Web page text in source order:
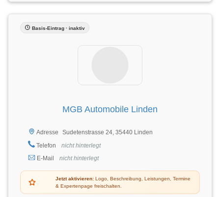
Basis-Eintrag · inaktiv
MGB Automobile Linden
Adresse
Sudetenstrasse 24, 35440 Linden
Telefon
nicht hinterlegt
E-Mail
nicht hinterlegt
Jetzt aktivieren: Logo, Beschreibung, Leistungen, Termine
& Expertenpage freischalten.